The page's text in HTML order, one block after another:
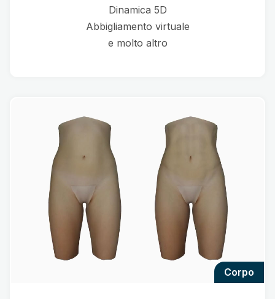
Dinamica 5D
Abbigliamento virtuale
e molto altro
corpo